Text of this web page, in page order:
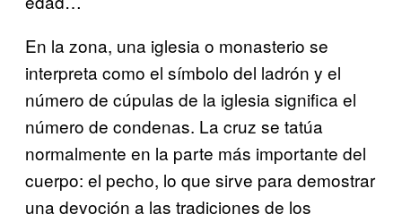
En la zona, una iglesia o monasterio se
interpreta como el símbolo del ladrón y el
número de cúpulas de la iglesia significa el
número de condenas. La cruz se tatúa
normalmente en la parte más importante del
cuerpo: el pecho, lo que sirve para demostrar
una devoción a las tradiciones de los